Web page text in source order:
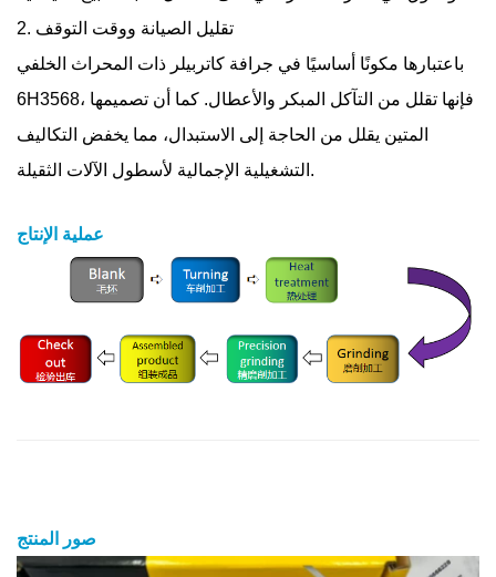
2. تقليل الصيانة ووقت التوقف
باعتبارها مكونًا أساسيًا في جرافة كاتربيلر ذات المحراث الخلفي
6H3568، فإنها تقلل من التآكل المبكر والأعطال. كما أن تصميمها
المتين يقلل من الحاجة إلى الاستبدال، مما يخفض التكاليف
التشغيلية الإجمالية لأسطول الآلات الثقيلة.
عملية الإنتاج
صور المنتج